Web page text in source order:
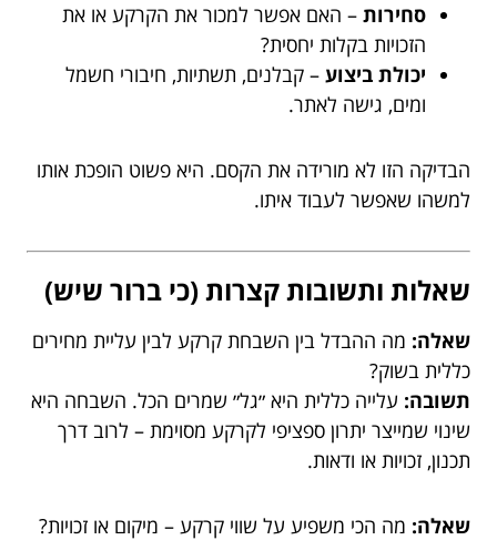
סחירות – האם אפשר למכור את הקרקע או את
הזכויות בקלות יחסית?
יכולת ביצוע – קבלנים, תשתיות, חיבורי חשמל
ומים, גישה לאתר.
הבדיקה הזו לא מורידה את הקסם. היא פשוט הופכת אותו
למשהו שאפשר לעבוד איתו.
שאלות ותשובות קצרות (כי ברור שיש)
שאלה: מה ההבדל בין השבחת קרקע לבין עליית מחירים
כללית בשוק?
תשובה: עלייה כללית היא ״גל״ שמרים הכל. השבחה היא
שינוי שמייצר יתרון ספציפי לקרקע מסוימת – לרוב דרך
תכנון, זכויות או ודאות.
שאלה: מה הכי משפיע על שווי קרקע – מיקום או זכויות?